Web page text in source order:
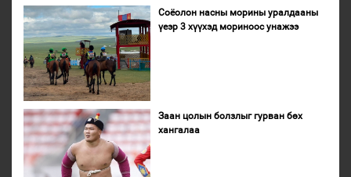
Соёолон насны морины уралдааны
үеэр 3 хүүхэд мориноос унажээ
Заан цолын болзлыг гурван бөх
хангалаа